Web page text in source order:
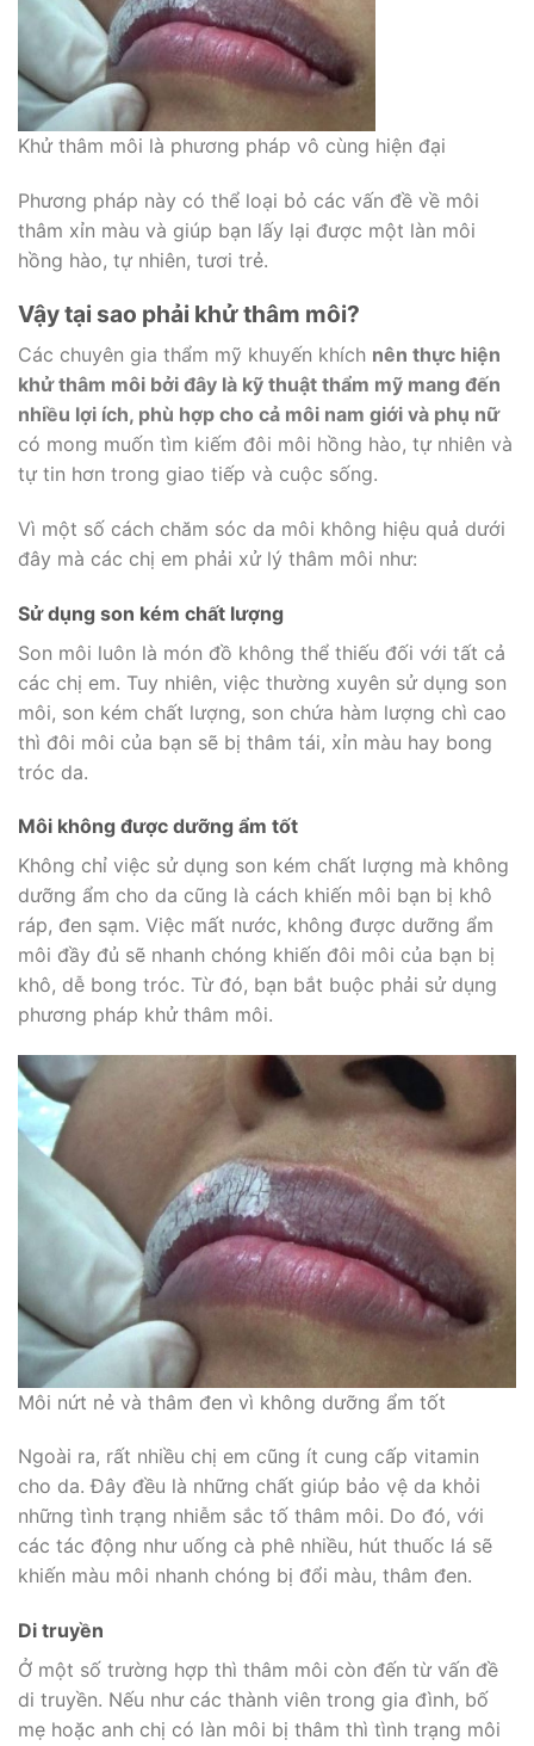
Khử thâm môi là phương pháp vô cùng hiện đại
Phương pháp này có thể loại bỏ các vấn đề về môi
thâm xỉn màu và giúp bạn lấy lại được một làn môi
hồng hào, tự nhiên, tươi trẻ.
Vậy tại sao phải khử thâm môi?
Các chuyên gia thẩm mỹ khuyến khích nên thực hiện
khử thâm môi bởi đây là kỹ thuật thẩm mỹ mang đến
nhiều lợi ích, phù hợp cho cả môi nam giới và phụ nữ
có mong muốn tìm kiếm đôi môi hồng hào, tự nhiên và
tự tin hơn trong giao tiếp và cuộc sống.
Vì một số cách chăm sóc da môi không hiệu quả dưới
đây mà các chị em phải xử lý thâm môi như:
Sử dụng son kém chất lượng
Son môi luôn là món đồ không thể thiếu đối với tất cả
các chị em. Tuy nhiên, việc thường xuyên sử dụng son
môi, son kém chất lượng, son chứa hàm lượng chì cao
thì đôi môi của bạn sẽ bị thâm tái, xỉn màu hay bong
tróc da.
Môi không được dưỡng ẩm tốt
Không chỉ việc sử dụng son kém chất lượng mà không
dưỡng ẩm cho da cũng là cách khiến môi bạn bị khô
ráp, đen sạm. Việc mất nước, không được dưỡng ẩm
môi đầy đủ sẽ nhanh chóng khiến đôi môi của bạn bị
khô, dễ bong tróc. Từ đó, bạn bắt buộc phải sử dụng
phương pháp khử thâm môi.
Môi nứt nẻ và thâm đen vì không dưỡng ẩm tốt
Ngoài ra, rất nhiều chị em cũng ít cung cấp vitamin
cho da. Đây đều là những chất giúp bảo vệ da khỏi
những tình trạng nhiễm sắc tố thâm môi. Do đó, với
các tác động như uống cà phê nhiều, hút thuốc lá sẽ
khiến màu môi nhanh chóng bị đổi màu, thâm đen.
Di truyền
Ở một số trường hợp thì thâm môi còn đến từ vấn đề
di truyền. Nếu như các thành viên trong gia đình, bố
mẹ hoặc anh chị có làn môi bị thâm thì tình trạng môi